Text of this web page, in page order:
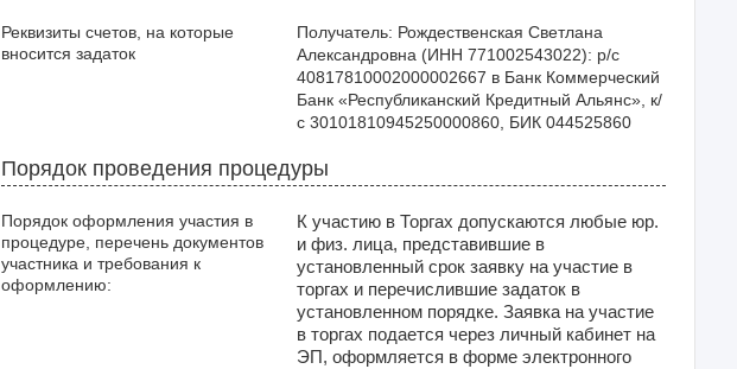
Реквизиты счетов, на которые
вносится задаток
Получатель: Рождественская Светлана
Александровна (ИНН 771002543022): р/с
40817810002000002667 в Банк Коммерческий
Банк «Республиканский Кредитный Альянс», к/
с 30101810945250000860, БИК 044525860
Порядок проведения процедуры
Порядок оформления участия в
процедуре, перечень документов
участника и требования к
оформлению:
К участию в Торгах допускаются любые юр.
и физ. лица, представившие в
установленный срок заявку на участие в
торгах и перечислившие задаток в
установленном порядке. Заявка на участие
в торгах подается через личный кабинет на
ЭП, оформляется в форме электронного